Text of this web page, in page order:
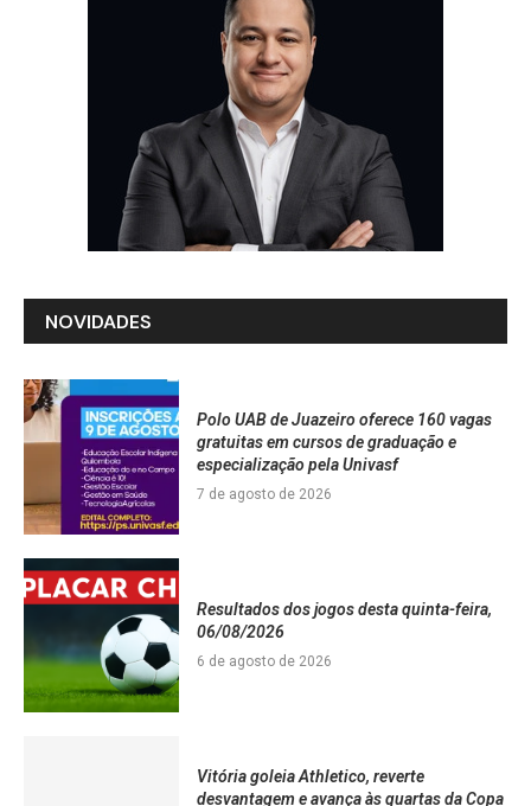
NOVIDADES
Polo UAB de Juazeiro oferece 160 vagas
gratuitas em cursos de graduação e
especialização pela Univasf
7 de agosto de 2026
Resultados dos jogos desta quinta-feira,
06/08/2026
6 de agosto de 2026
Vitória goleia Athletico, reverte
desvantagem e avança às quartas da Copa